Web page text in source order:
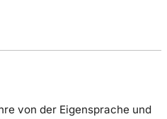
von der Eigensprache und